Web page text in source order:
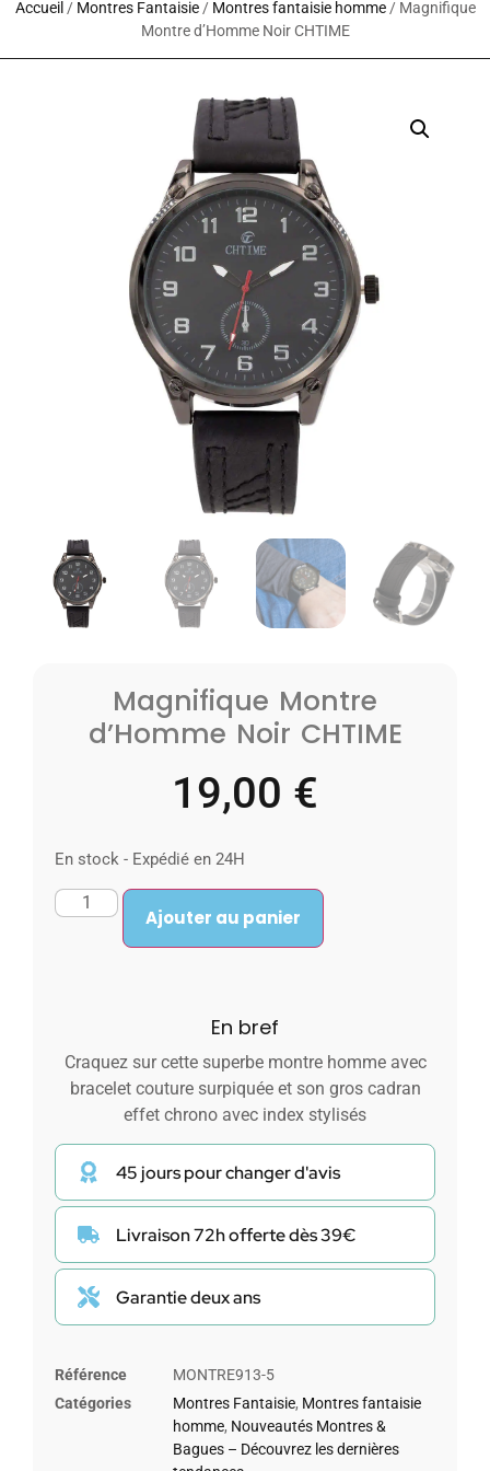
Accueil / Montres Fantaisie/ Montres fantaisie homme/ Magnifique
Montre d’Homme Noir CHTIME
Magnifique Montre
d’Homme Noir CHTIME
19,00 €
En stock - Expédié en 24H
Ajouter au panier
En bref
Craquez sur cette superbe montre homme avec
bracelet couture surpiquée et son gros cadran
effet chrono avec index stylisés
45 jours pour changer d'avis
Livraison 72h offerte dès 39€
Garantie deux ans
Référence
MONTRE913-5
Catégories
Montres Fantaisie, Montres fantaisie
homme, Nouveautés Montres &
Bagues – Découvrez les dernières